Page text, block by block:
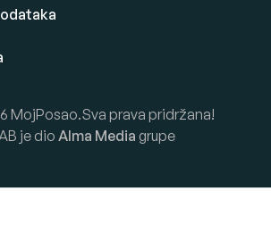
MojPosao.Sva prava pridržana!
je dio Alma Media grupe